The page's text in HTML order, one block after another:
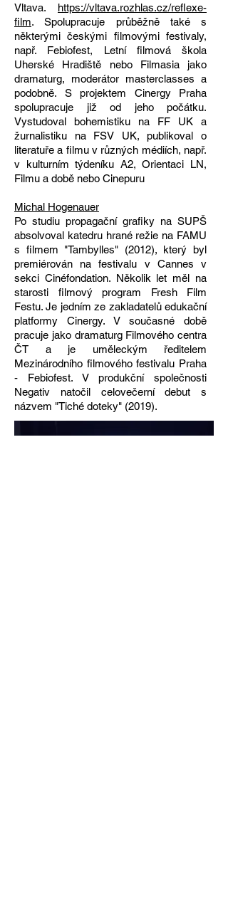
Vltava. https://vltava.rozhlas.cz/reflexe-
film. Spolupracuje průběžně také s
některými českými filmovými festivaly,
např. Febiofest, Letní filmová škola
Uherské Hradiště nebo Filmasia jako
dramaturg, moderátor masterclasses a
podobně. S projektem Cinergy Praha
spolupracuje již od jeho počátku.
Vystudoval bohemistiku na FF UK a
žurnalistiku na FSV UK, publikoval o
literatuře a filmu v různých médiích, např.
v kulturním týdeníku A2, Orientaci LN,
Filmu a době nebo Cinepuru
Michal Hogenauer
Po studiu propagační grafiky na SUPŠ
absolvoval katedru hrané režie na FAMU
s filmem "Tambylles" (2012), který byl
premiérován na festivalu v Cannes v
sekci Cinéfondation. Několik let měl na
starosti filmový program Fresh Film
Festu. Je jedním ze zakladatelů edukační
platformy Cinergy. V současné době
pracuje jako dramaturg Filmového centra
ČT a je uměleckým ředitelem
Mezinárodního filmového festivalu Praha
- Febiofest. V produkční společnosti
Negativ natočil celovečerní debut s
názvem "Tiché doteky" (2019).